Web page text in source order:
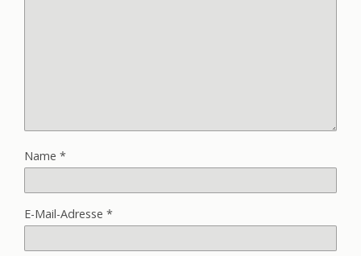
Name *
E-Mail-Adresse *